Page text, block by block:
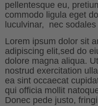
pellentesque eu,
commodo ligula eget
luculvinar, nec
Lorem ipsum dolor sit
adipiscing elit,sed do
dolore magna aliqua.
nostrud exercitation
ea sint occaecat
qui officia mollit
Donec pede justo,